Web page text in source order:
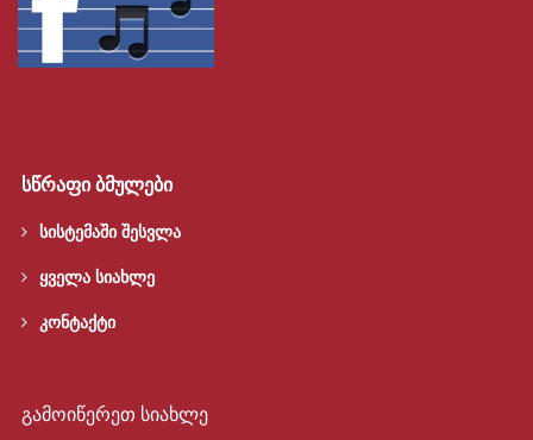
სწრაფი ბმულები
სისტემაში შესვლა
ყველა სიახლე
კონტაქტი
გამოიწერეთ სიახლე